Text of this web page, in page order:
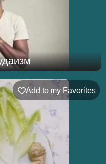
Add to my Favorites